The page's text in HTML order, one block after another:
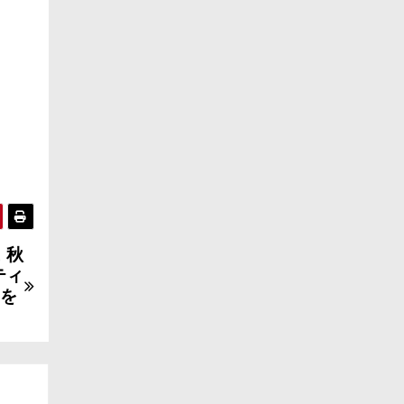
秋